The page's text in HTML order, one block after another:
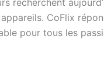
recherchent
CoFlix
pour tous les